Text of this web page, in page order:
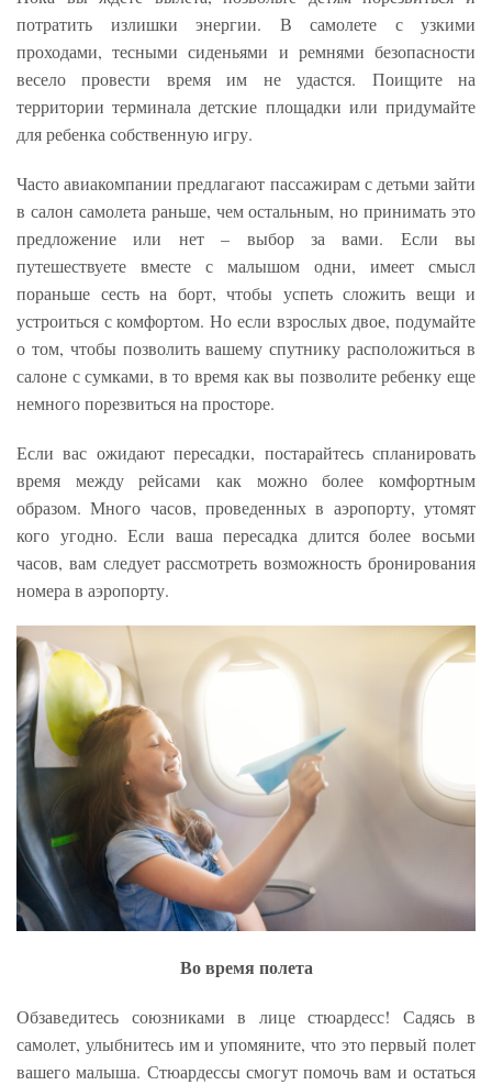
потратить излишки энергии. В самолете с узкими
проходами, тесными сиденьями и ремнями безопасности
весело провести время им не удастся. Поищите на
территории терминала детские площадки или придумайте
для ребенка собственную игру.
Часто авиакомпании предлагают пассажирам с детьми зайти
в салон самолета раньше, чем остальным, но принимать это
предложение или нет – выбор за вами. Если вы
путешествуете вместе с малышом одни, имеет смысл
пораньше сесть на борт, чтобы успеть сложить вещи и
устроиться с комфортом. Но если взрослых двое, подумайте
о том, чтобы позволить вашему спутнику расположиться в
салоне с сумками, в то время как вы позволите ребенку еще
немного порезвиться на просторе.
Если вас ожидают пересадки, постарайтесь спланировать
время между рейсами как можно более комфортным
образом. Много часов, проведенных в аэропорту, утомят
кого угодно. Если ваша пересадка длится более восьми
часов, вам следует рассмотреть возможность бронирования
номера в аэропорту.
Во время полета
Обзаведитесь союзниками в лице стюардесс! Садясь в
самолет, улыбнитесь им и упомяните, что это первый полет
вашего малыша. Стюардессы смогут помочь вам и остаться